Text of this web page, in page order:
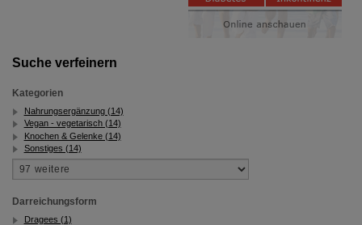
Suche verfeinern
Kategorien
Nahrungsergänzung (14)
Vegan - vegetarisch (14)
Knochen & Gelenke (14)
Sonstiges (14)
Darreichungsform
Dragees (1)